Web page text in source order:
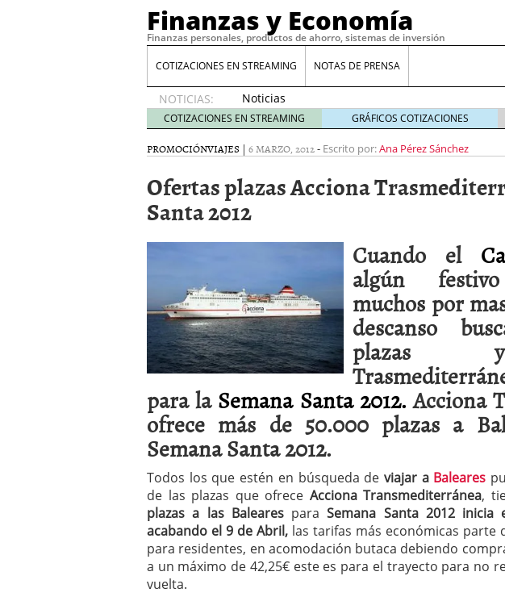
Finanzas y Economía
Finanzas personales, productos de ahorro, sistemas de inversión
COTIZACIONES EN STREAMING NOTAS DE PRENSA
NOTICIAS:
Noticias
de XRP
por qué
las
de
whales
suelen
tarde 16
Comparativa Costes vs Agilidad: ¿Por qué el
acelera la rentabilidad? 12 de diciembre de 2025
Meses sin intereses: Cómo aprovechar esta
compras 24 de noviembre de 2025
Planificar tu herencia también es una decisión
a los costes 21 de noviembre de 2025
¿Cuánto cuesta un software punto de venta? 3 de
COTIZACIONES EN STREAMING GRÁFICOS COTIZACIONES
PROMOCIÓNVIAJES | 6 MARZO, 2012- Escrito por:Ana Pérez Sánchez
Ofertas plazas Acciona
Santa 2012
Cuando el
algún
muchos por
descanso
plazas
para laSemana Santa 2012.Acciona
ofrece más de 50.000 plazas a
Semana Santa 2012.
Todos los que estén en búsqueda de viajar aBaleares
de las plazas que ofrece Acciona Transmediterránea,
plazas a las BalearesparaSemana Santa 2012
acabando el 9 de Abril, las tarifas más económicas parte
para residentes, en acomodación butaca debiendo
a un máximo de 42,25€ este es para el trayecto para no
vuelta.